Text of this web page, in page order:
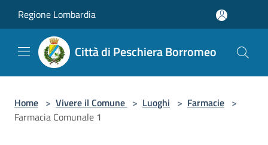
Regione Lombardia
Città di Peschiera Borromeo
Home > Vivere il Comune > Luoghi > Farmacie >
Farmacia Comunale 1